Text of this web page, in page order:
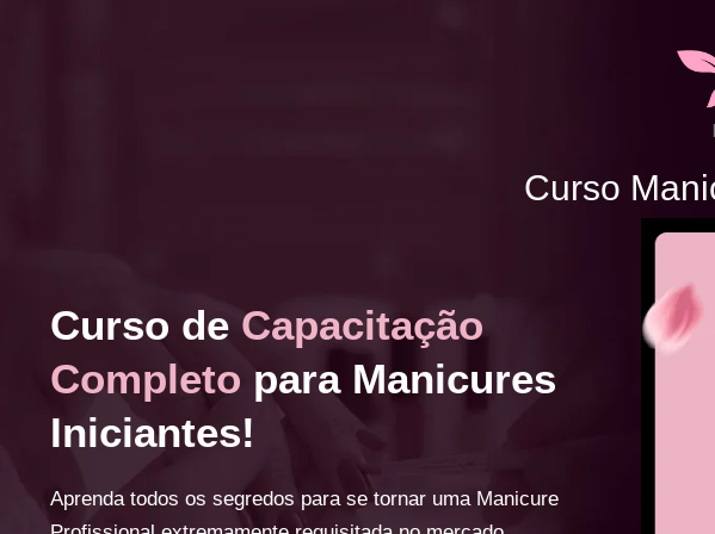
Curso
Curso de Capacitação
Completo para Manicures
Iniciantes!
Aprenda todos os segredos para se tornar uma Manicure